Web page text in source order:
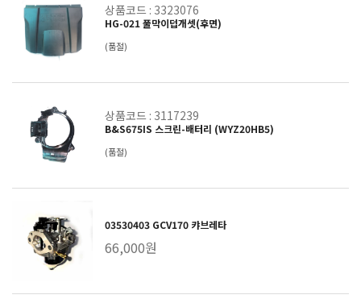
상품코드 : 3323076
HG-021 풀막이덥개셋(후면)
(품절)
상품코드 : 3117239
B&S675IS 스크린-배터리 (WYZ20HB5)
(품절)
03530403 GCV170 캬브레타
66,000원